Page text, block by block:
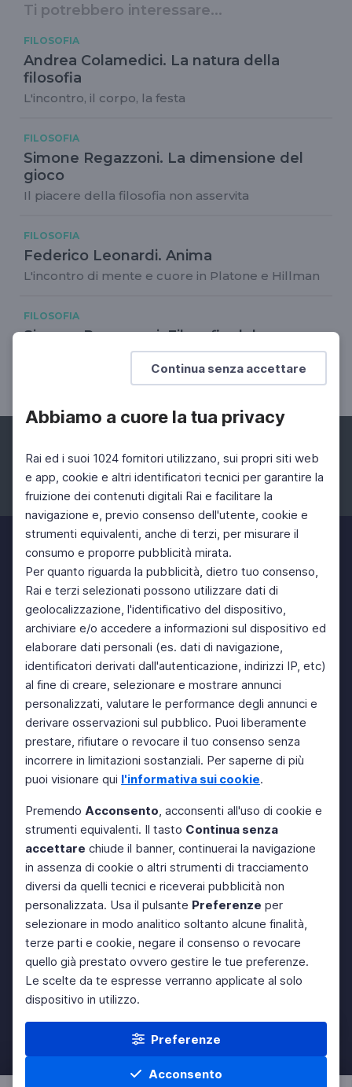
Continua senza accettare
Abbiamo a cuore la tua privacy
Rai ed i suoi 1024 fornitori utilizzano, sui propri siti web
e app, cookie e altri identificatori tecnici per garantire la
fruizione dei contenuti digitali Rai e facilitare la
navigazione e, previo consenso dell'utente, cookie e
strumenti equivalenti, anche di terzi, per misurare il
consumo e proporre pubblicità mirata.
Per quanto riguarda la pubblicità, dietro tuo consenso,
Rai e terzi selezionati possono utilizzare dati di
geolocalizzazione, l'identificativo del dispositivo,
archiviare e/o accedere a informazioni sul dispositivo ed
elaborare dati personali (es. dati di navigazione,
identificatori derivati dall'autenticazione, indirizzi IP, etc)
al fine di creare, selezionare e mostrare annunci
personalizzati, valutare le performance degli annunci e
derivare osservazioni sul pubblico. Puoi liberamente
prestare, rifiutare o revocare il tuo consenso senza
incorrere in limitazioni sostanziali. Per saperne di più
puoi visionare qui l'informativa sui cookie.
Premendo Acconsento, acconsenti all'uso di cookie e
strumenti equivalenti. Il tasto Continua senza
accettare chiude il banner, continuerai la navigazione
in assenza di cookie o altri strumenti di tracciamento
diversi da quelli tecnici e riceverai pubblicità non
personalizzata. Usa il pulsante Preferenze per
selezionare in modo analitico soltanto alcune finalità,
terze parti e cookie, negare il consenso o revocare
quello già prestato ovvero gestire le tue preferenze.
Le scelte da te espresse verranno applicate al solo
dispositivo in utilizzo.
Preferenze
Acconsento
Ti potrebbero interessare...
FILOSOFIA
Andrea Colamedici. La natura della
filosofia
L'incontro, il corpo, la festa
FILOSOFIA
Simone Regazzoni. La dimensione del
gioco
Il piacere della filosofia non asservita
FILOSOFIA
Federico Leonardi. Anima
L'incontro di mente e cuore in Platone e Hillman
FILOSOFIA
Simone Regazzoni. Filosofia del
combattimento
Facebook Instagram Twitter